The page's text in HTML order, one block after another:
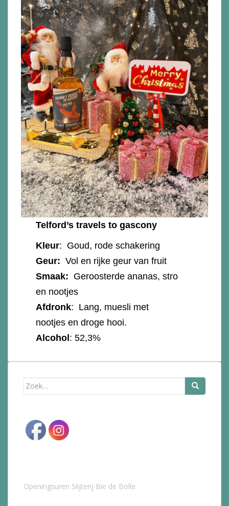
Telford’s travels to gascony
Kleur: Goud, rode schakering
Geur: Vol en rijke geur van fruit
Smaak: Geroosterde ananas, stro
en nootjes
Afdronk: Lang, muesli met
nootjes en droge hooi.
Alcohol: 52,3%
Zoek
Openingsuren Slijterij Bie de Bolle